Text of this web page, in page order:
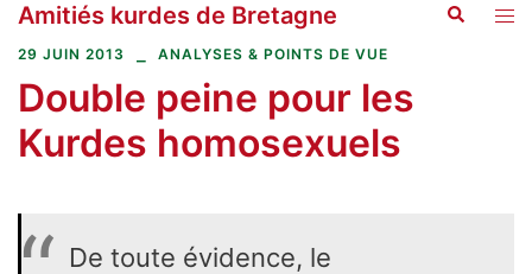
Aller
au
Amitiés kurdes de Bretagne
29 JUIN 2013 ANALYSES & POINTS DE VUE
Double peine pour les
Kurdes homosexuels
De toute évidence, le